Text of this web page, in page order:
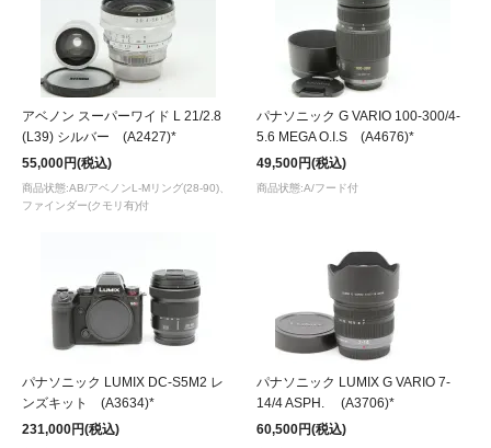
アベノン スーパーワイド L 21/2.8
(L39) シルバー (A2427)*
55,000円(税込)
商品状態:AB/アベノンL-Mリング(28-90)、
ファインダー(クモリ有)付
パナソニック G VARIO 100-300/4-
5.6 MEGA O.I.S (A4676)*
49,500円(税込)
商品状態:A/フード付
パナソニック LUMIX DC-S5M2 レ
ンズキット (A3634)*
231,000円(税込)
パナソニック LUMIX G VARIO 7-
14/4 ASPH. (A3706)*
60,500円(税込)